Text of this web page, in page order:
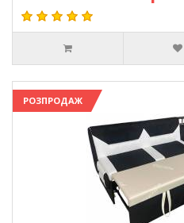
РОЗПРОДАЖ